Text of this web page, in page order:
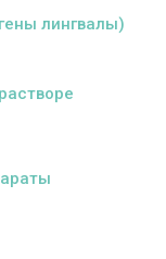
лингвалы)